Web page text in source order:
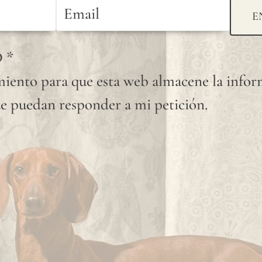
*
para que esta web almacene la
puedan responder a mi petición.
fuego. Las tintas
utilizadas para
impresiones están
certificadas
medioambiental
Nordic Swan.
Nuestras tintas son
inodoras, con una
durabilidad muy